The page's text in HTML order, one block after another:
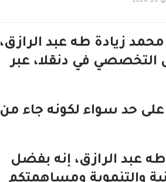
زيادة طه عبد الرازق،
التخصصي في دنقلا، عبر
على حد سواء لكونه جاء من
عبد الرازق، إنه بفضل